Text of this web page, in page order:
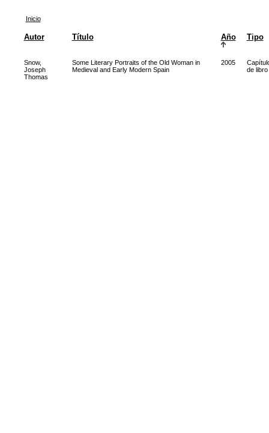
Inicio
Autor Título Año Tipo
Snow,
Joseph
Thomas
Some Literary Portraits of the Old Woman in
Medieval and Early Modern Spain
2005
de libro